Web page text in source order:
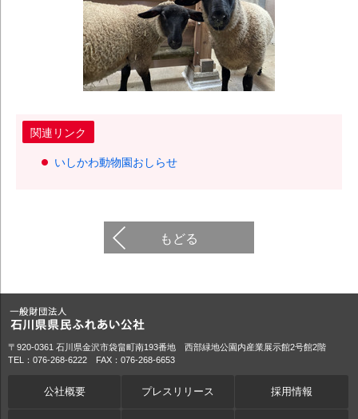
関連リンク
いしかわ動物園おしらせ
もどる
〒920-0361 石川県金沢市袋畠町南193番地 西部緑地公園内産業展示館2号館2階
TEL：076-268-6222 FAX：076-268-6653
公社概要 プレスリリース 採用情報